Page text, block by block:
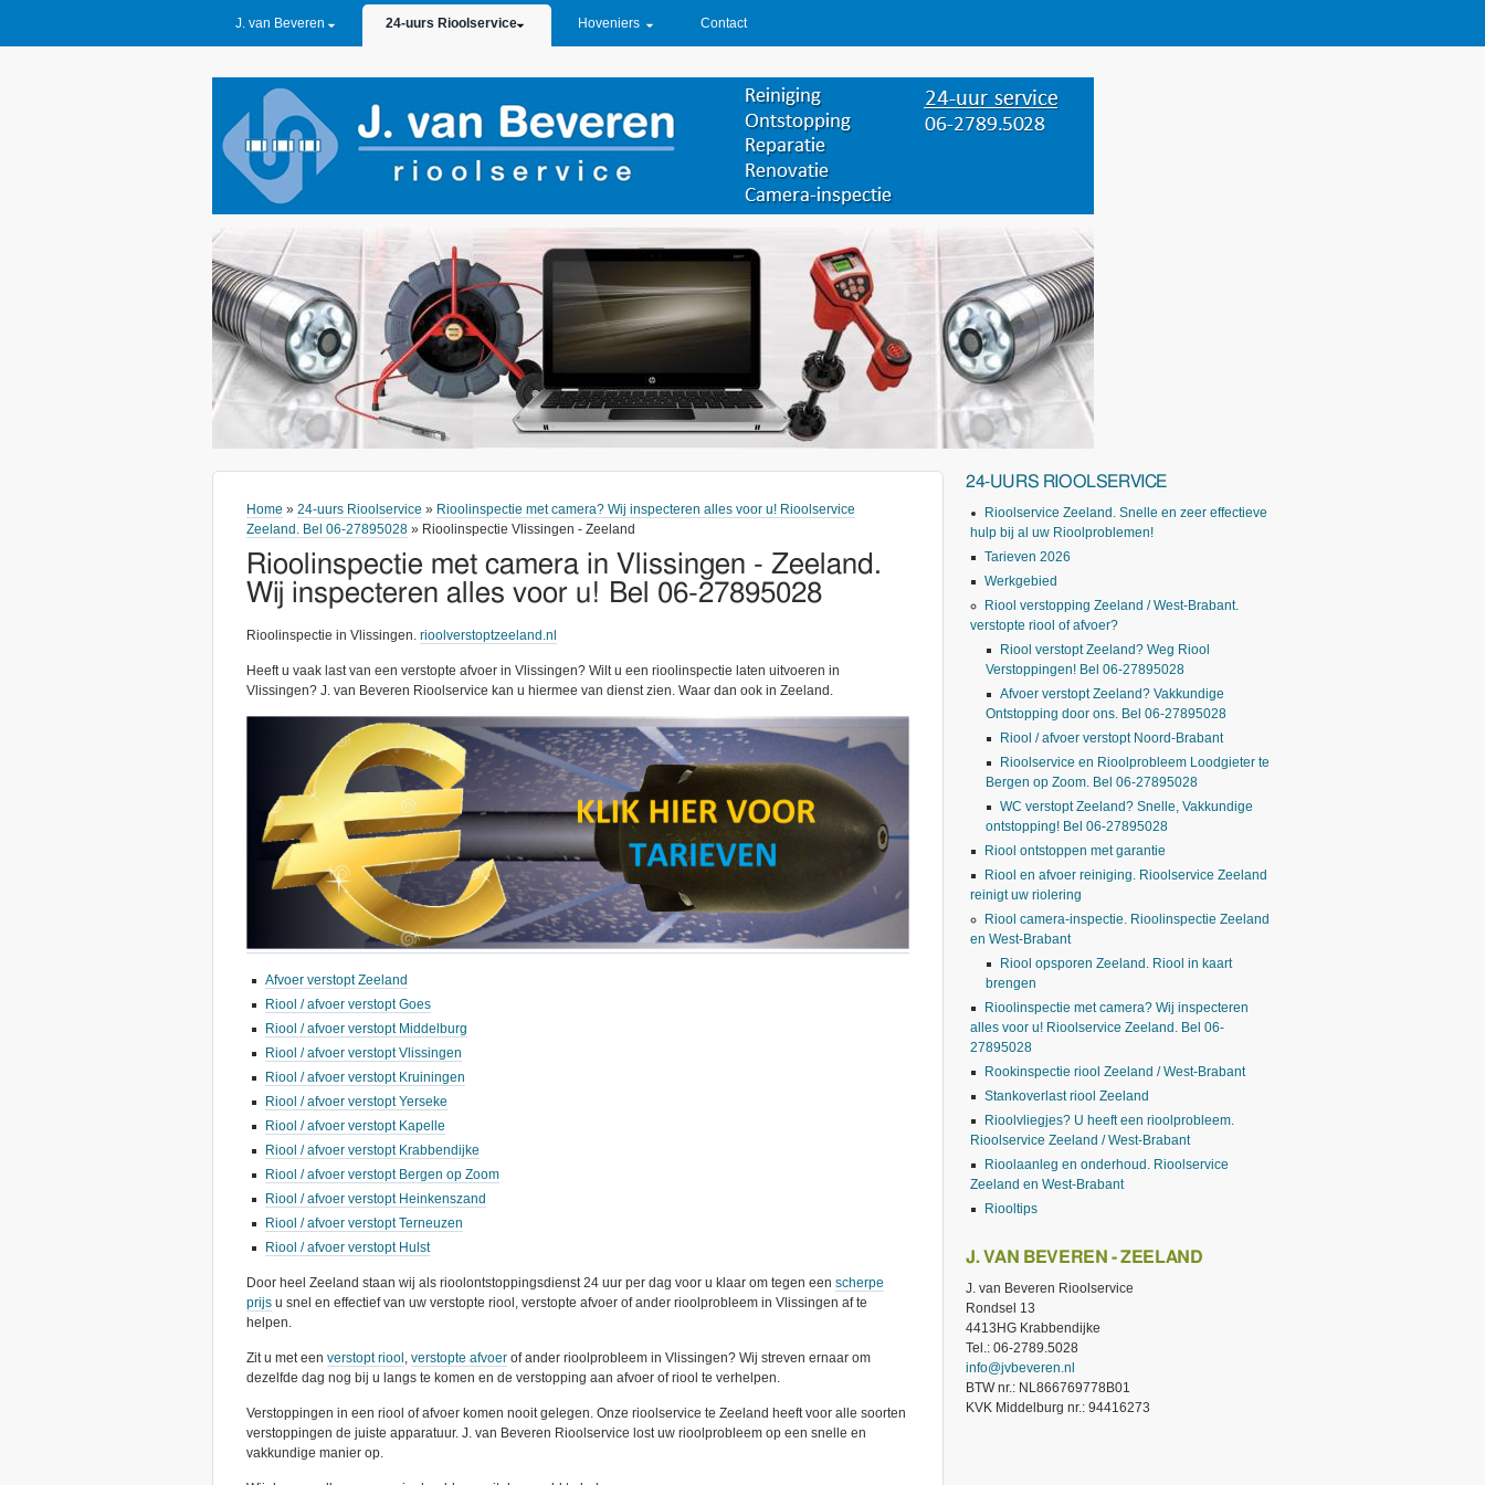
J. van Beveren 24-uurs Rioolservice Hoveniers Contact
Home » 24-uurs Rioolservice » Rioolinspectie met camera? Wij inspecteren alles voor u! Rioolservice
Zeeland. Bel 06-27895028 » Rioolinspectie Vlissingen - Zeeland
Rioolinspectie met camera in Vlissingen - Zeeland.
Wij inspecteren alles voor u! Bel 06-27895028
Rioolinspectie in Vlissingen. rioolverstoptzeeland.nl
Heeft u vaak last van een verstopte afvoer in Vlissingen? Wilt u een rioolinspectie laten uitvoeren in
Vlissingen? J. van Beveren Rioolservice kan u hiermee van dienst zien. Waar dan ook in Zeeland.
Afvoer verstopt Zeeland
Riool / afvoer verstopt Goes
Riool / afvoer verstopt Middelburg
Riool / afvoer verstopt Vlissingen
Riool / afvoer verstopt Kruiningen
Riool / afvoer verstopt Yerseke
Riool / afvoer verstopt Kapelle
Riool / afvoer verstopt Krabbendijke
Riool / afvoer verstopt Bergen op Zoom
Riool / afvoer verstopt Heinkenszand
Riool / afvoer verstopt Terneuzen
Riool / afvoer verstopt Hulst
Door heel Zeeland staan wij als rioolontstoppingsdienst 24 uur per dag voor u klaar om tegen een scherpe
prijs u snel en effectief van uw verstopte riool, verstopte afvoer of ander rioolprobleem in Vlissingen af te
helpen.
Zit u met een verstopt riool , verstopte afvoer of ander rioolprobleem in Vlissingen? Wij streven ernaar om
dezelfde dag nog bij u langs te komen en de verstopping aan afvoer of riool te verhelpen.
Verstoppingen in een riool of afvoer komen nooit gelegen. Onze rioolservice te Zeeland heeft voor alle soorten
verstoppingen de juiste apparatuur. J. van Beveren Rioolservice lost uw rioolprobleem op een snelle en
vakkundige manier op.
24-UURS RIOOLSERVICE
Rioolservice Zeeland. Snelle en zeer effectieve
hulp bij al uw Rioolproblemen!
Tarieven 2026
Werkgebied
Riool verstopping Zeeland / West-Brabant.
verstopte riool of afvoer?
Riool verstopt Zeeland? Weg Riool
Verstoppingen! Bel 06-27895028
Afvoer verstopt Zeeland? Vakkundige
Ontstopping door ons. Bel 06-27895028
Riool / afvoer verstopt Noord-Brabant
Rioolservice en Rioolprobleem Loodgieter te
Bergen op Zoom. Bel 06-27895028
WC verstopt Zeeland? Snelle, Vakkundige
ontstopping! Bel 06-27895028
Riool ontstoppen met garantie
Riool en afvoer reiniging. Rioolservice Zeeland
reinigt uw riolering
Riool camera-inspectie. Rioolinspectie Zeeland
en West-Brabant
Riool opsporen Zeeland. Riool in kaart
brengen
Rioolinspectie met camera? Wij inspecteren
alles voor u! Rioolservice Zeeland. Bel 06-
27895028
Rookinspectie riool Zeeland / West-Brabant
Stankoverlast riool Zeeland
Rioolvliegjes? U heeft een rioolprobleem.
Rioolservice Zeeland / West-Brabant
Rioolaanleg en onderhoud. Rioolservice
Zeeland en West-Brabant
Riooltips
J. VAN BEVEREN - ZEELAND
J. van Beveren Rioolservice
Rondsel 13
4413HG Krabbendijke
Tel.: 06-2789.5028
info@jvbeveren.nl
BTW nr.: NL866769778B01
KVK Middelburg nr.: 94416273